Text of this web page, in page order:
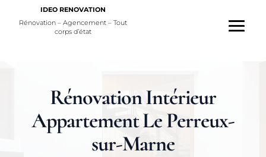
IDEO RENOVATION
Rénovation – Agencement – Tout
corps d’état
Rénovation Intérieur
Appartement Le Perreux-
sur-Marne